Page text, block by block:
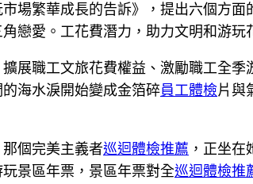
場繁華成長的告訴》，提出六個方
戀愛。工花費潛力，助力文明和游玩
展職工文旅花費權益、激勵職工全季
海水淚開始變成金箔碎員工體檢片與
個完美主義者巡迴體檢推薦 ，正坐
景區年票，景區年票對全巡迴體檢推